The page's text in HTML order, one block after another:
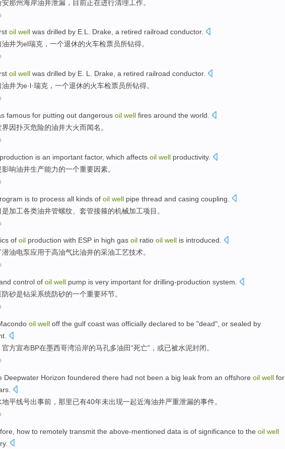
安那州海岸油井泄漏 ， 目前正在进行清理工作。
oil well was drilled by E.L. Drake, a retired railroad conductor.
油井为el瑞克， 一个退休的火车检票员所钻得。
oil well was drilled by E. L. Drake, a retired railroad conductor.
油井为e·l·瑞克， 一个退休的火车检票员所钻得。
famous for putting out dangerous oil well fires around the world
界因扑灭危险的油井大火而闻名 。
is an important factor, which affects oil well productivity.
影响油井生产能力的一个重要因素。
is to process all kinds of oil well pipe thread and casing coupling.
是加工各类油井管螺纹 套管接箍的机械加工项目。
of oil production with ESP in high gas oil ratio oil well is introduced.
潜油电泵应用于高油气比油井的采油工艺技术。
control of oil well pump is very important for drilling-production system
防砂是钻采系统防砂的一个重要环节。
oil well off the gulf coast was officially declared to be "dead", or sealed by
官方宣布BP在墨西哥湾沿岸的马孔多油田“死亡”， 或已被水泥封闭。
Deepwater Horizon foundered there had not been a big leak from an offshore oil well for
地平线号出事前， 那里已有40年未出现一起近海油井严重泄漏的事件。
how to remotely transmit the above-mentioned data is of significance to the oil well
.